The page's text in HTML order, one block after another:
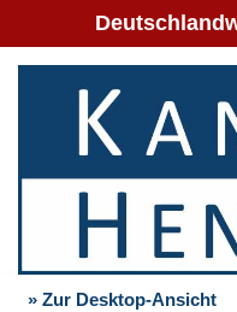
» Zur Desktop-Ansicht